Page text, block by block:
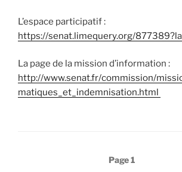
L’espace participatif :
https://senat.limequery.org/
La page de la mission d’information :
http://www.senat.fr/commission/
matiques_et_indemnisation.html
Page1